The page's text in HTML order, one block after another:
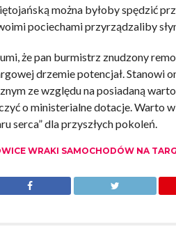
można byłoby spędzić
pociechami przyrządzaliby
że pan burmistrz znudzony
drzemie potencjał. Stanowi
ze względu na posiadaną
o ministerialne dotacje. Warto
serca” dla przyszłych pokoleń.
WRAKI SAMOCHODÓW NA